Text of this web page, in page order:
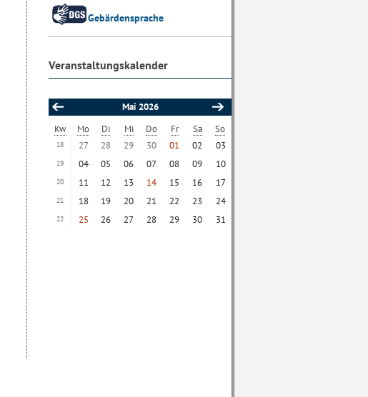
Gebärdensprache
Veranstaltungskalender
Mai 2026
Kw
Mo Di Mi Do Fr Sa So
18 27 28 29 30 01 02 03
19 04 05 06 07 08 09 10
20 11 12 13 14 15 16 17
21 18 19 20 21 22 23 24
22 25 26 27 28 29 30 31